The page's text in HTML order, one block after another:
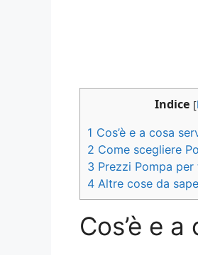
Indice [
1 Cos’è e a cosa
2 Come scegliere
3 Prezzi Pompa per
4 Altre cose da
Cos’è e